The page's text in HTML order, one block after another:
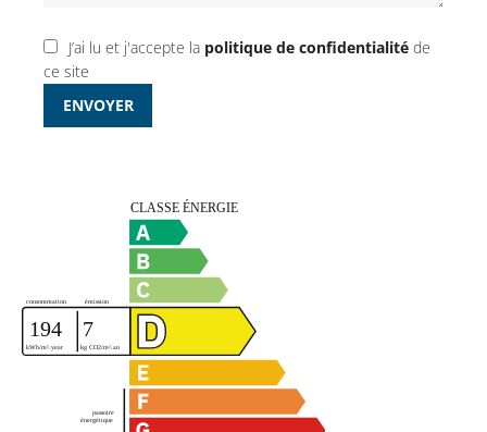
J’ai lu et j'accepte la politique de confidentialité de
ce site
ENVOYER